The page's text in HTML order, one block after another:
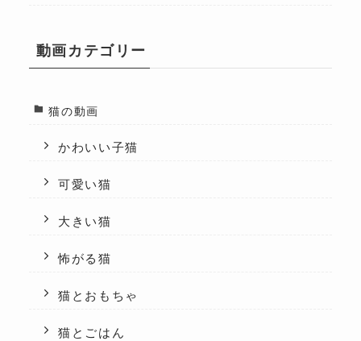
動画カテゴリー
猫の動画
かわいい子猫
可愛い猫
大きい猫
怖がる猫
猫とおもちゃ
猫とごはん